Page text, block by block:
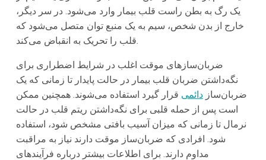
یک رگ به بطن راست قلب بیمار وارد می‌شود. در سر دیگر،
خارج از بدن شخص، سیم به یک منبع توان متصل می‌شود که
قلب را تحریک به انقباض می‌کند.
ضربان‌سازهای موقت اغلب در شرایط اضطراری برای
نگه‌داشتن ضربان قلب بیمار در حالت پایدار تا زمانی که یک
ضربان‌سازدائمی قرار گیرد استفاده می‌شوند. همچنین ممکن
است پس از حمله قلبی برای نگه‌داشتن ریتم قلب در حالت
نرمال تا زمانی که میزان آسیب بافتی مشخص شود، استفاده
شود. افرادی که ضربان‌ساز موقت دارند نیاز به مراقبت
مداوم دارند. برای اطلاعات بیشتر درباره فرآیندهای